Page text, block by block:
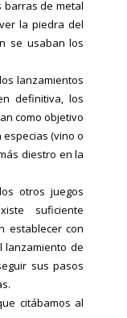
de metal
la piedra del
se usaban los
lanzamientos
definitiva, los
como objetivo
(vino o
diestro en la
otros juegos
suficiente
establecer con
lanzamiento de
sus pasos
citábamos al